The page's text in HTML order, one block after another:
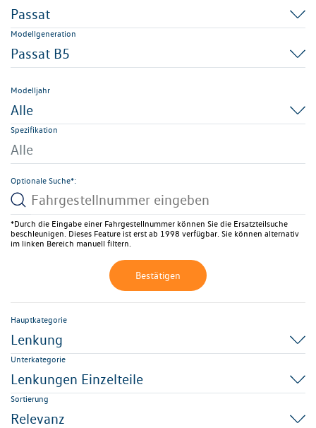
Passat
Modellgeneration
Passat B5
Modelljahr
Alle
Spezifikation
Alle
Optionale Suche*:
*Durch die Eingabe einer Fahrgestellnummer können Sie die Ersatzteilsuche
beschleunigen. Dieses Feature ist erst ab 1998 verfügbar. Sie können alternativ
im linken Bereich manuell filtern.
Bestätigen
Hauptkategorie
Lenkung
Unterkategorie
Lenkungen Einzelteile
Sortierung
Relevanz